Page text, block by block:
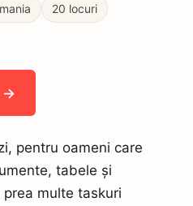
20 locuri
→
pentru oameni care
tabele și
multe taskuri